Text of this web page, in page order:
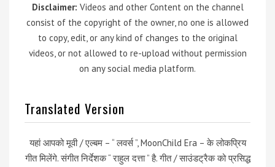
Disclaimer: Videos and other Content on the channel
consist of the copyright of the owner, no one is allowed
to copy, edit, or any kind of changes to the original
videos, or not allowed to re-upload without permission
on any social media platform.
Translated Version
यहां आपको मूवी / एल्बम – “ लवर्स ”, MoonChild Era – के लोकप्रिय
गीत मिलेंगे. संगीत निर्देशक “ राहुल दत्ता ” है. गीत / साउंडट्रैक को प्रसिद्ध